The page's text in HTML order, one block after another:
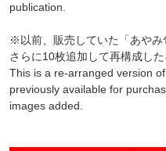
publication.
※以前、販売していた「あや
さらに10枚追加して再構成し
This is a re-arranged version
previously available for
images added.